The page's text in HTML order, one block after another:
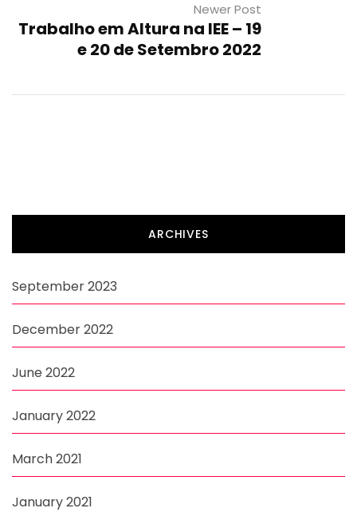
Newer Post
Trabalho em Altura na IEE – 19
e 20 de Setembro 2022
ARCHIVES
September 2023
December 2022
June 2022
January 2022
March 2021
January 2021